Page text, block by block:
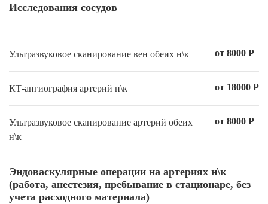
Исследования сосудов
Ультразвуковое сканирование вен обеих н\к от 8000 Р
КТ-ангиография артерий н\к от 18000 Р
Ультразвуковое сканирование артерий обеих
н\к
от 8000 Р
Эндоваскулярные операции на артериях н\к
(работа, анестезия, пребывание в стационаре, без
учета расходного материала)